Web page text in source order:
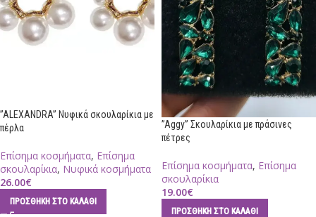
”ALEXANDRA” Νυφικά σκουλαρίκια με
πέρλα
Επίσημα κοσμήματα, Επίσημα
σκουλαρίκια, Νυφικά κοσμήματα
26.00€
ΠΡΟΣΘΉΚΗ ΣΤΟ ΚΑΛΆΘΙ
”Aggy” Σκουλαρίκια με πράσινες
πέτρες
Επίσημα κοσμήματα, Επίσημα
σκουλαρίκια
19.00€
ΠΡΟΣΘΉΚΗ ΣΤΟ ΚΑΛΆΘΙ